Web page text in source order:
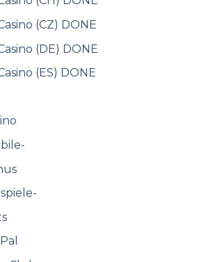
(CZ) DONE
(DE) DONE
(ES) DONE